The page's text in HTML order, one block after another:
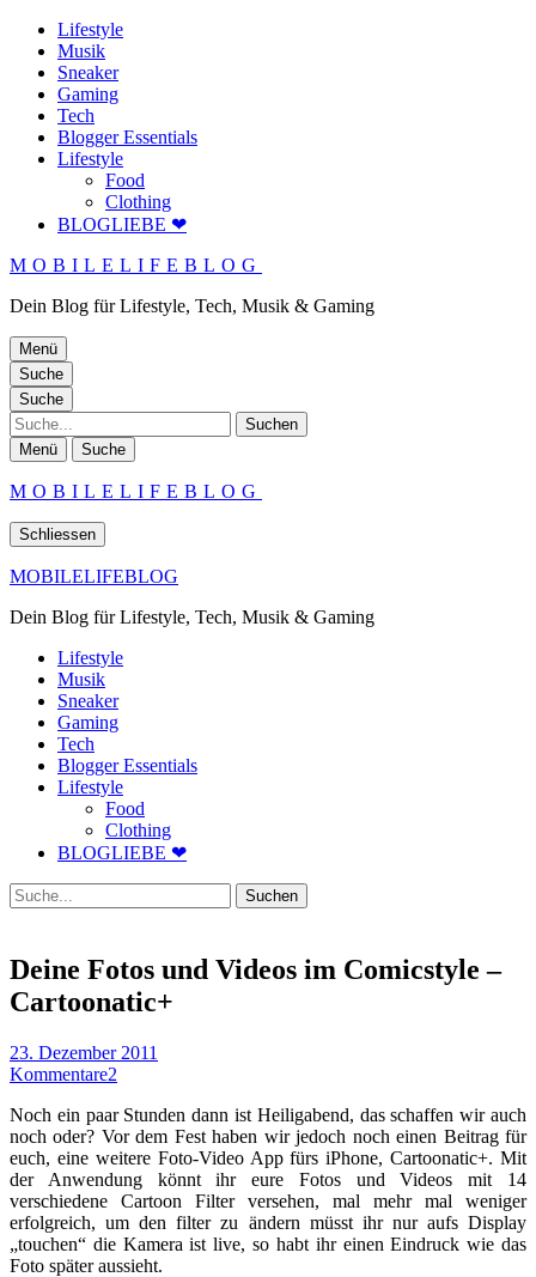
Lifestyle
Musik
Sneaker
Gaming
Tech
Blogger Essentials
Lifestyle
Food
Clothing
BLOGLIEBE ❤
MOBILELIFEBLOG
Dein Blog für Lifestyle, Tech, Musik & Gaming
Menü
Suche
Suche
Suche
Menü Suche
MOBILELIFEBLOG
Schliessen
MOBILELIFEBLOG
Dein Blog für Lifestyle, Tech, Musik & Gaming
Lifestyle
Musik
Sneaker
Gaming
Tech
Blogger Essentials
Lifestyle
Food
Clothing
BLOGLIEBE ❤
Suche
Deine Fotos und Videos im Comicstyle –
Cartoonatic+
23. Dezember 2011
Kommentare2
Noch ein paar Stunden dann ist Heiligabend, das schaffen wir auch
noch oder? Vor dem Fest haben wir jedoch noch einen Beitrag für
euch, eine weitere Foto-Video App fürs iPhone, Cartoonatic+. Mit
der Anwendung könnt ihr eure Fotos und Videos mit 14
verschiedene Cartoon Filter versehen, mal mehr mal weniger
erfolgreich, um den filter zu ändern müsst ihr nur aufs Display
„touchen“ die Kamera ist live, so habt ihr einen Eindruck wie das
Foto später aussieht.